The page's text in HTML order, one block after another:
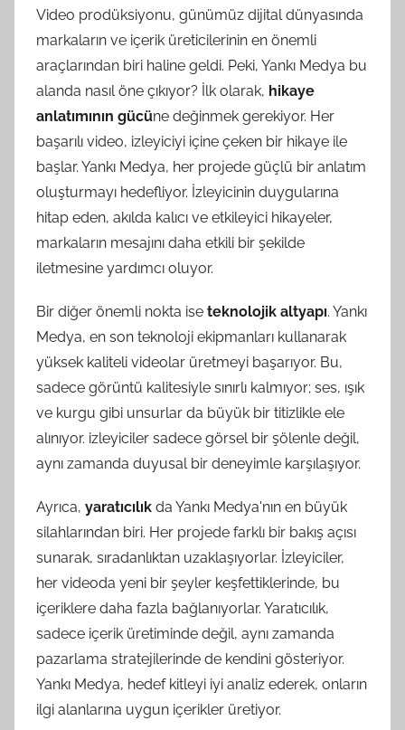
Video prodüksiyonu, günümüz dijital dünyasında
markaların ve içerik üreticilerinin en önemli
araçlarından biri haline geldi. Peki, Yankı Medya bu
alanda nasıl öne çıkıyor? İlk olarak, hikaye
anlatımının gücüne değinmek gerekiyor. Her
başarılı video, izleyiciyi içine çeken bir hikaye ile
başlar. Yankı Medya, her projede güçlü bir anlatım
oluşturmayı hedefliyor. İzleyicinin duygularına
hitap eden, akılda kalıcı ve etkileyici hikayeler,
markaların mesajını daha etkili bir şekilde
iletmesine yardımcı oluyor.
Bir diğer önemli nokta ise teknolojik altyapı. Yankı
Medya, en son teknoloji ekipmanları kullanarak
yüksek kaliteli videolar üretmeyi başarıyor. Bu,
sadece görüntü kalitesiyle sınırlı kalmıyor; ses, ışık
ve kurgu gibi unsurlar da büyük bir titizlikle ele
alınıyor. izleyiciler sadece görsel bir şölenle değil,
aynı zamanda duyusal bir deneyimle karşılaşıyor.
Ayrıca, yaratıcılık da Yankı Medya'nın en büyük
silahlarından biri. Her projede farklı bir bakış açısı
sunarak, sıradanlıktan uzaklaşıyorlar. İzleyiciler,
her videoda yeni bir şeyler keşfettiklerinde, bu
içeriklere daha fazla bağlanıyorlar. Yaratıcılık,
sadece içerik üretiminde değil, aynı zamanda
pazarlama stratejilerinde de kendini gösteriyor.
Yankı Medya, hedef kitleyi iyi analiz ederek, onların
ilgi alanlarına uygun içerikler üretiyor.